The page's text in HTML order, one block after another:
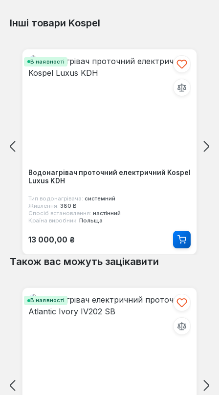
Відгуків не знайдено. Поділіться
Інші товари Kospel
В наявності
Водонагрівач проточний електричний Kospel
Luxus KDH
Тип водонагрівача: системний
Живлення: 380 В
Спосіб встановлення: настінний
Країна виробник: Польща
Звичайна ціна:
13 000,00 ₴
Також вас можуть зацікавити
В наявності